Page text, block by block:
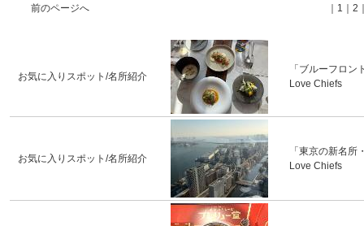
前のページへ 1 2
お気に入りスポット/名所紹介
「ブルーフロ
Love Chiefs
お気に入りスポット/名所紹介
「東京の新名
Love Chiefs